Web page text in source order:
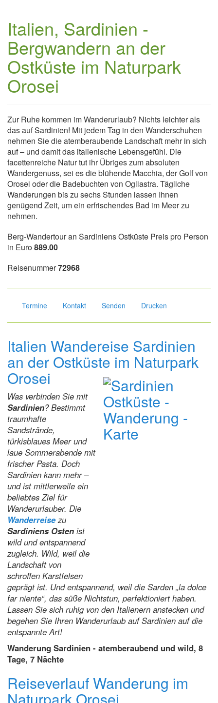
Italien, Sardinien -
Bergwandern an der
Ostküste im Naturpark
Orosei
Zur Ruhe kommen im Wanderurlaub? Nichts leichter als
das auf Sardinien! Mit jedem Tag in den Wanderschuhen
nehmen Sie die atemberaubende Landschaft mehr in sich
auf – und damit das italienische Lebensgefühl. Die
facettenreiche Natur tut ihr Übriges zum absoluten
Wandergenuss, sei es die blühende Macchia, der Golf von
Orosei oder die Badebuchten von Ogliastra. Tägliche
Wanderungen bis zu sechs Stunden lassen Ihnen
genügend Zeit, um ein erfrischendes Bad im Meer zu
nehmen.
Berg-Wandertour an Sardiniens Ostküste Preis pro Person
in Euro889.00
Reisenummer72968
Termine Kontakt Senden Drucken
Italien Wandereise Sardinien
an der Ostküste im Naturpark
Orosei
Was verbinden Sie mit
Sardinien? Bestimmt
traumhafte
Sandstrände,
türkisblaues Meer und
laue Sommerabende mit
frischer Pasta. Doch
Sardinien kann mehr –
und ist mittlerweile ein
beliebtes Ziel für
Wanderurlauber. Die
Wanderreisezu
Sardiniens Osten ist
wild und entspannend
zugleich. Wild, weil die
Landschaft von
schroffen Karstfelsen
geprägt ist. Und entspannend, weil die Sarden „la dolce
far niente“, das süße Nichtstun, perfektioniert haben.
Lassen Sie sich ruhig von den Italienern anstecken und
begehen Sie Ihren Wanderurlaub auf Sardinien auf die
entspannte Art!
Wanderung Sardinien - atemberaubend und wild, 8
Tage, 7 Nächte
Reiseverlauf Wanderung im